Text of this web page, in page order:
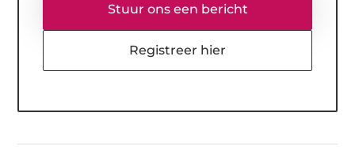
Stuur ons een bericht
Registreer hier